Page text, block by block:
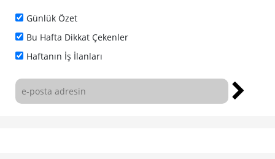
Günlük Özet
Bu Hafta Dikkat Çekenler
Haftanın İş İlanları